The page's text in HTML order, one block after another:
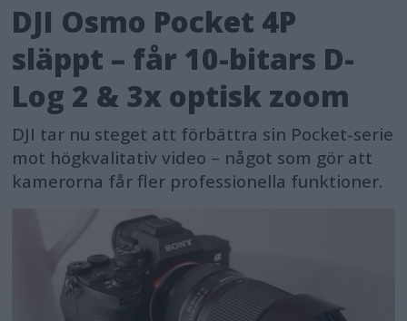
DJI Osmo Pocket 4P
släppt – får 10-bitars D-
Log 2 & 3x optisk zoom
DJI tar nu steget att förbättra sin Pocket-serie
mot högkvalitativ video – något som gör att
kamerorna får fler professionella funktioner.